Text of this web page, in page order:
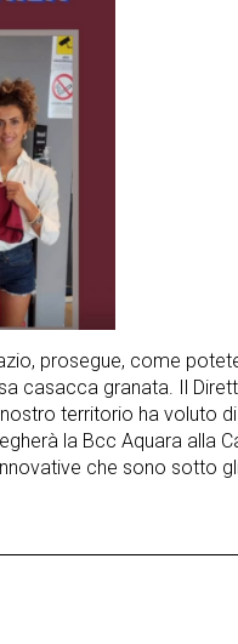
prosegue, come
casacca granata. Il
territorio ha voluto
la Bcc Aquara alla
che sono sotto